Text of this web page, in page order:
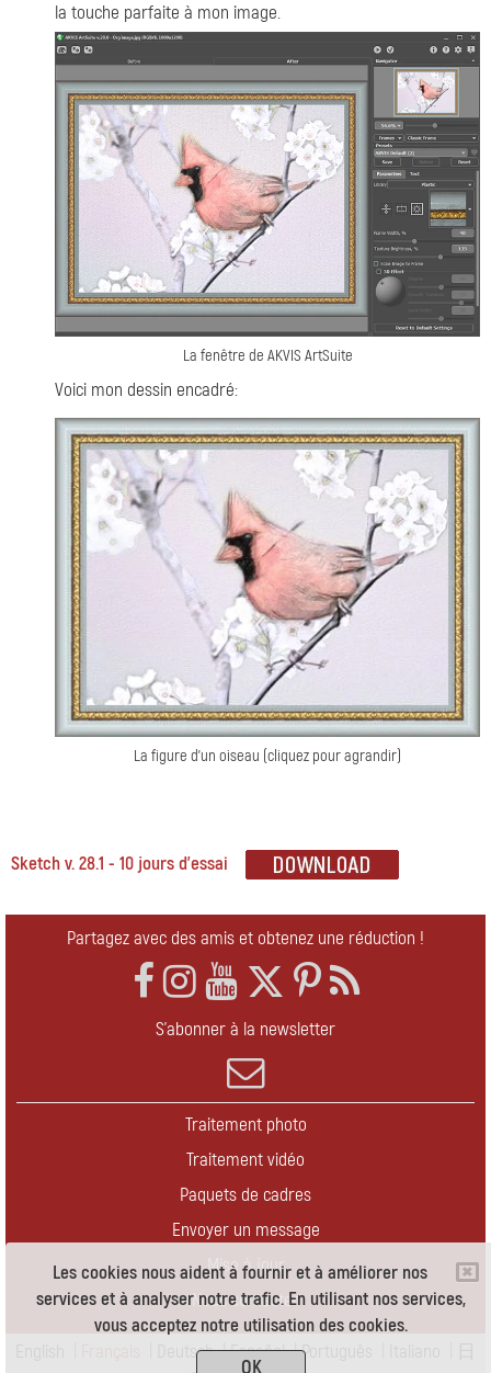
Les cookies nous aident à fournir et à améliorer nos
services et à analyser notre trafic. En utilisant nos services,
vous acceptez notre utilisation des cookies.
la touche parfaite à mon image.
La fenêtre de AKVIS ArtSuite
Voici mon dessin encadré:
La figure d'un oiseau (cliquez pour agrandir)
Sketch v. 28.1 - 10 jours d'essai
Partagez avec des amis et obtenez une réduction !
S'abonner à la newsletter
Traitement photo
Traitement vidéo
Paquets de cadres
Envoyer un message
Mise à jour
Nous contacter
Deutsch|Español|Português